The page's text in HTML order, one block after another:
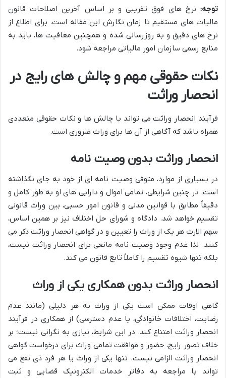
توجه: نرخ های فوق تقریبی و بر اساس آخرین اصلاحات قانون
مالیات های مستقیم تا زمان نگارش این مقاله است. برای اطلاع از
نرخ های دقیق و به روزرسانی شده و همچنین معافیت ها، باید به
منابع رسمی سازمان امور مالیاتی مراجعه شود.
نکات حقوقی مهم و چالش های رایج در
انحصار وراثت
فرآیند انحصار وراثت می تواند با چالش ها و نکات حقوقی متعددی
همراه باشد که آگاهی از آن ها برای وراث ضروری است.
انحصار وراثت بدون وصیت نامه
در بسیاری از موارد، متوفی وصیت نامه ای از خود به جای نگذاشته
است. در چنین شرایطی، تمامی اموال و دارایی های او به طور کامل و
دقیقاً مطابق با قوانین مدنی و قانون امور حسبی، بین وراث قانونی
تقسیم خواهد شد. دادگاه و شورای حل اختلاف نیز بر همین اساس،
سهم الارث هر یک از وراث را تعیین و در گواهی انحصار وراثت ذکر می
کنند. لذا عدم وجود وصیت نامه مانعی برای انحصار وراثت نیست،
بلکه تنها شیوه تقسیم را کاملاً تابع قانون می کند.
انحصار وراثت بدون همکاری یکی از وراث
گاهی اوقات ممکن است یکی از وراث به هر دلیلی (مانند عدم
رضایت، اختلافات خانوادگی، یا عدم دسترسی) از همکاری در فرآیند
انحصار وراثت امتناع کند. در این شرایط، نیازی به نگرانی نیست؛ بر
خلاف تصور رایج، حضور و موافقت تمامی وراث برای درخواست گواهی
انحصار وراثت الزامی نیست. تنها یکی از وراث یا هر فرد ذی نفع می
تواند با مراجعه به دفاتر خدمات الکترونیک قضایی و ثبت